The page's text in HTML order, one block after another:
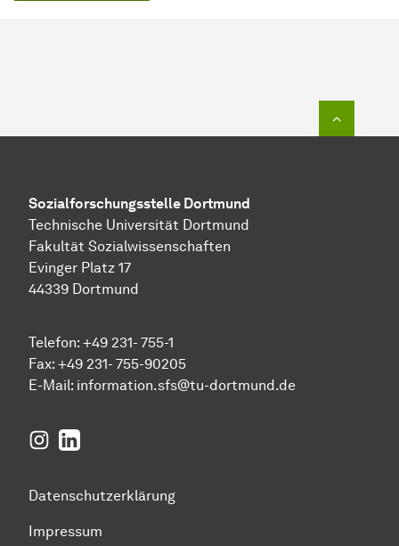
Sozial­forschungs­stelle Dortmund
Technische Universität Dortmund
Fakultät Sozialwissenschaften
Evinger Platz 17
44339 Dortmund
Telefon: +49 231- 755-1
Fax: +49 231- 755-90205
E-Mail: information.sfs@tu-dortmund.de
Instagram
LinkedIn
Datenschutzerklärung
Impressum